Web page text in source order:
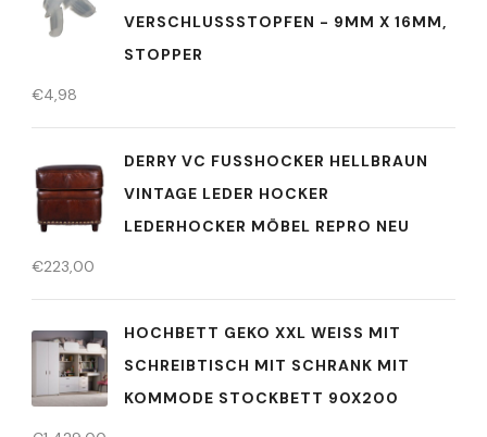
VERSCHLUSSSTOPFEN - 9MM X 16MM, S
TOPPER
€4,98
DERRY VC FUSSHOCKER HELLBRAUN V
INTAGE LEDER HOCKER L
EDERHOCKER MÖBEL REPRO NEU
€223,00
HOCHBETT GEKO XXL WEISS MIT S
CHREIBTISCH MIT SCHRANK MIT K
OMMODE STOCKBETT 90X200